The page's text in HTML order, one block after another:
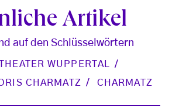
Artikel
auf den Schlüsselwörtern
WUPPERTAL
CHARMATZ
CHARMATZ